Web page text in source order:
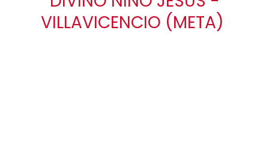
VILLAVICENCIO (META)